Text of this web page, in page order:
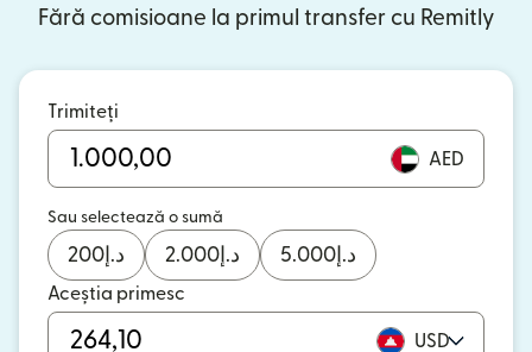
Fără comisioane la primul transfer cu Remitly
Trimiteți
AED
Sau selectează o sumă
د.إ 200 د.إ 2.000 د.إ 5.000
Aceștia primesc
USD